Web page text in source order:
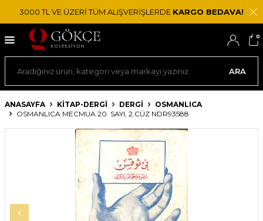
3000 TL VE ÜZERİ TÜM ALIŞVERİŞLERDE KARGO BEDAVA!
ARA
0
ANASAYFA KİTAP-DERGİ DERGI
OSMANLICA
OSMANLICA MECMUA 20. SAYI, 2.CÜZ NDR93588